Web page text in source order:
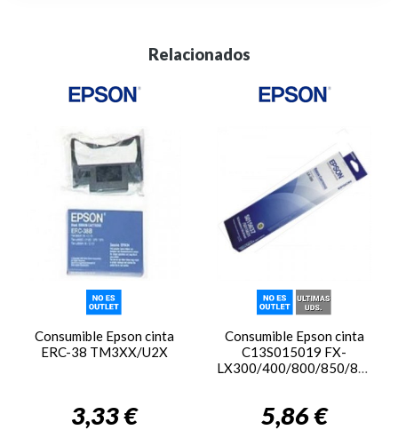
Relacionados
Consumible Epson cinta
ERC-38 TM3XX/U2X
3,33 €
Consumible Epson cinta
C13S015019 FX-
LX300/400/800/850/870/80
5,86 €